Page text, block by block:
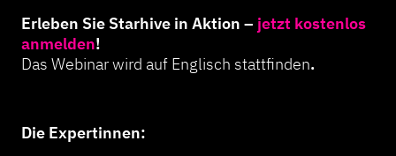
Erleben Sie Starhive in Aktion – jetzt kostenlos
anmelden!
Das Webinar wird auf Englisch stattfinden.
Die Expertinnen: